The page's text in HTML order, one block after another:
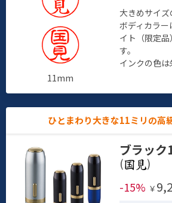
11mm
大きめサイズ
ボディカラー
イト（限定
す。
インクの色は
ひとまわり大きな11ミリの高
ブラッ
(
)
-15% ￥